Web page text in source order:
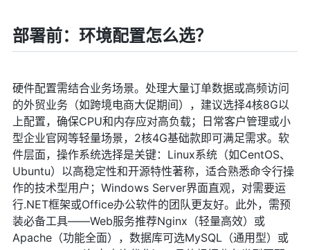
部署前：环境配置怎么选？
硬件配置需结合业务场景。处理大量订单数据或高频访问
的外贸业务（如跨境电商大促期间），建议选择4核8G以
上配置，确保CPU和内存应对高负载；日常客户管理或小
型企业官网等轻量场景，2核4G基础款即可满足需求。软
件层面，操作系统选择是关键：Linux系统（如CentOS、
Ubuntu）以高稳定性和开源特性著称，适合熟悉命令行操
作的技术型用户；Windows Server界面直观，对需要运
行.NET框架或Office办公软件的团队更友好。此外，需预
装必备工具——Web服务推荐Nginx（轻量高效）或
Apache（功能全面），数据库可选MySQL（通用型）或